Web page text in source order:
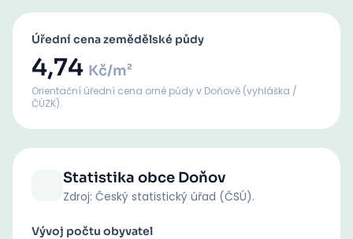
Úřední cena zemědělské půdy
4,74 Kč/m²
Orientační úřední cena orné půdyv Doňově (vyhláška /
ČÚZK).
Statistika obce Doňov
Zdroj: Český statistický úřad (ČSÚ).
Vývoj počtu obyvatel